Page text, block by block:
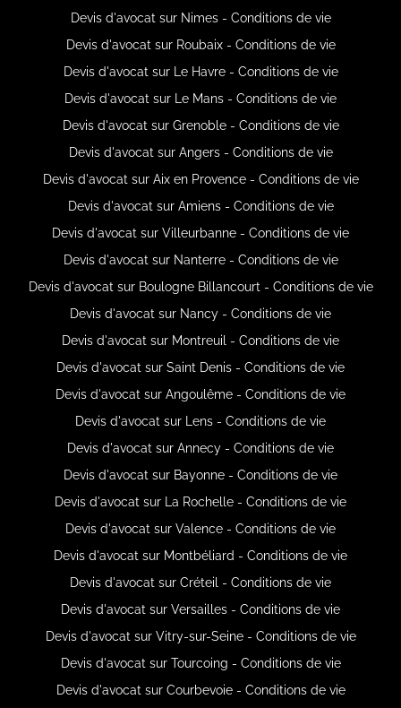
Devis d'avocat sur Nimes - Conditions de vie
Devis d'avocat sur Roubaix - Conditions de vie
Devis d'avocat sur Le Havre - Conditions de vie
Devis d'avocat sur Le Mans - Conditions de vie
Devis d'avocat sur Grenoble - Conditions de vie
Devis d'avocat sur Angers - Conditions de vie
Devis d'avocat sur Aix en Provence - Conditions de vie
Devis d'avocat sur Amiens - Conditions de vie
Devis d'avocat sur Villeurbanne - Conditions de vie
Devis d'avocat sur Nanterre - Conditions de vie
Devis d'avocat sur Boulogne Billancourt - Conditions de vie
Devis d'avocat sur Nancy - Conditions de vie
Devis d'avocat sur Montreuil - Conditions de vie
Devis d'avocat sur Saint Denis - Conditions de vie
Devis d'avocat sur Angoulême - Conditions de vie
Devis d'avocat sur Lens - Conditions de vie
Devis d'avocat sur Annecy - Conditions de vie
Devis d'avocat sur Bayonne - Conditions de vie
Devis d'avocat sur La Rochelle - Conditions de vie
Devis d'avocat sur Valence - Conditions de vie
Devis d'avocat sur Montbéliard - Conditions de vie
Devis d'avocat sur Créteil - Conditions de vie
Devis d'avocat sur Versailles - Conditions de vie
Devis d'avocat sur Vitry-sur-Seine - Conditions de vie
Devis d'avocat sur Tourcoing - Conditions de vie
Devis d'avocat sur Courbevoie - Conditions de vie